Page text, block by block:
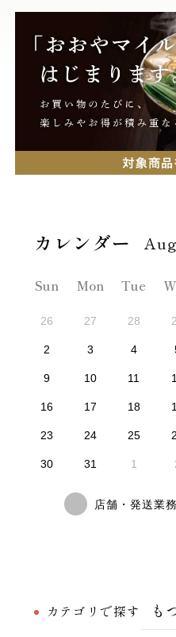
カテゴリで探す
も
Sun Mon Tue
26 27 28
2 3 4
9 10 11
16 17 18
23 24 25
30 31 1
店舗・発送業